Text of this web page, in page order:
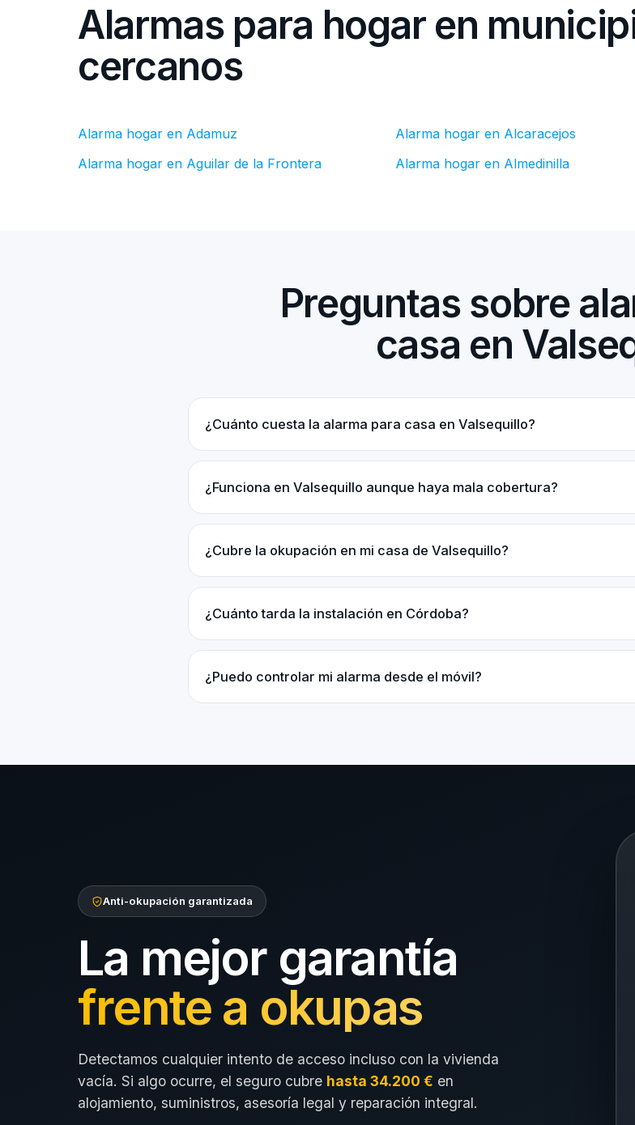
Alarmas para hogar en
cercanos
Alarma hogar en Adamuz
Alarma hogar en Aguilar de la Frontera
Alarma hogar en Alcaracejos
Alarma hogar en Almedinilla
Preguntas sobre
casa en
¿Cuánto cuesta la alarma para casa en Valsequillo?
¿Funciona en Valsequillo aunque haya mala cobertura?
¿Cubre la okupación en mi casa de Valsequillo?
¿Cuánto tarda la instalación en Córdoba?
¿Puedo controlar mi alarma desde el móvil?
Anti-okupación garantizada
La mejor garantía
frente a okupas
Detectamos cualquier intento de acceso incluso con la vivienda
vacía. Si algo ocurre, el seguro cubre hasta 34.200 € en
alojamiento, suministros, asesoría legal y reparación integral.